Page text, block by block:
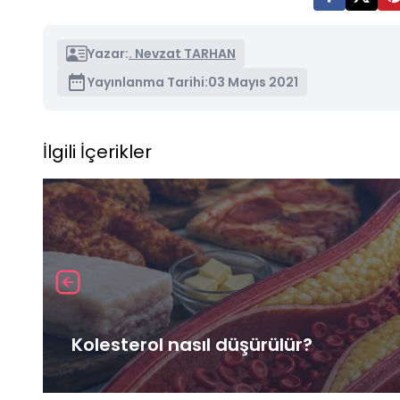
Yazar:. Nevzat TARHAN
Yayınlanma Tarihi:03 Mayıs 2021
İlgili İçerikler
Kolesterol nasıl düşürülür?